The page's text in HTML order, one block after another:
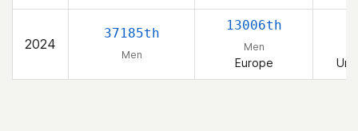
2024
37185th
Men
13006th
Men
Europe